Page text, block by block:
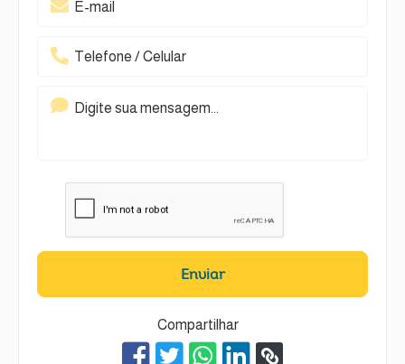
Enviar
Compartilhar